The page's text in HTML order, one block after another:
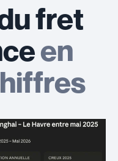
fret
en